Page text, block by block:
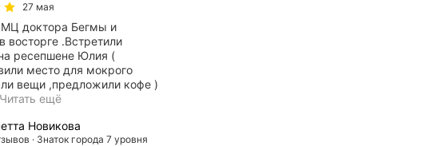
27 мая
доктора Бегмы и
восторге .Встретили
ресепшене Юлия (
место для мокрого
вещи ,предложили кофе )
Читать ещё
Новикова
Знаток города 7 уровня